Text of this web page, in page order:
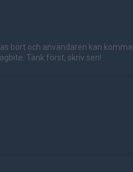
bort och användaren kan
Tänk först, skriv sen!